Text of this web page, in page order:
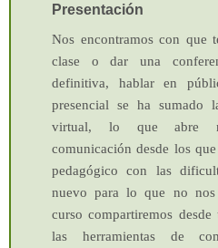
Presentación
Nos encontramos con que
clase o dar una
definitiva, hablar en pú
presencial se ha sumado
virtual, lo que abre
comunicación desde los
pedagógico con las
nuevo para lo que no n
curso compartiremos
las herramientas de
(Es el único
Evento
jornada
por una
exponer
novedades
evento será
alumnos y la
promototra
que
participante-